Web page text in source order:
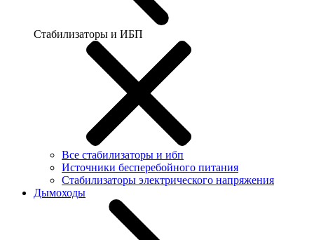
Стабилизаторы и ИБП
Все стабилизаторы и ибп
Источники бесперебойного питания
Стабилизаторы электрического напряжения
Дымоходы